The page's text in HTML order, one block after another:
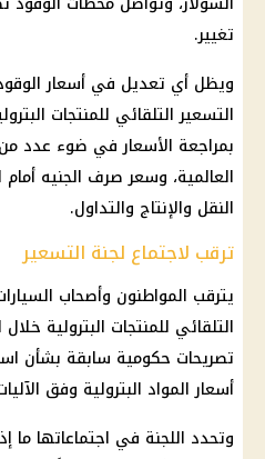
تغيير.
ويظل أي تعديل في أسعار الوقود
التسعير التلقائي للمنتجات
بمراجعة الأسعار في ضوء عدد من
العالمية، وسعر صرف الجنيه أمام
النقل والإنتاج والتداول.
ترقب لاجتماع لجنة التسعير
يترقب المواطنون وأصحاب
التلقائي للمنتجات البترولية
تصريحات حكومية سابقة بشأن
أسعار المواد البترولية وفق
وتحدد اللجنة في اجتماعاتها ما